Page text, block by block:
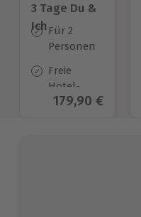
3 Tage Du &
Ich Für 2
Personen
Freie
Hotel-
Auswahl
Aktueller Preis
179,90 €